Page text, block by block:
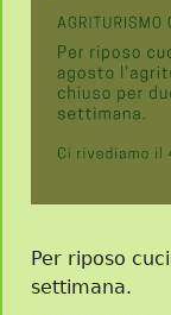
Per riposo
settimana.